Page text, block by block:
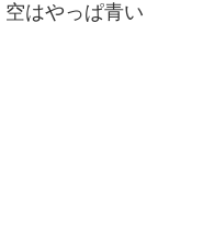
空はやっぱ青い